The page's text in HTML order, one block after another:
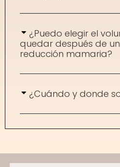
¿Puedo elegir el
quedar después de
reducción mamaria?
¿Cuándo y donde